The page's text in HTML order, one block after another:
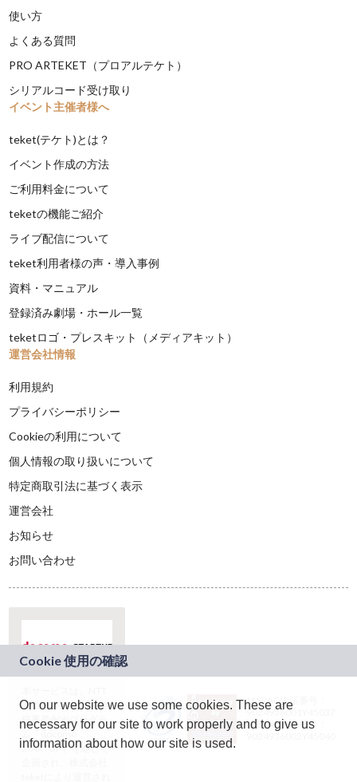
使い方
よくある質問
PRO ARTEKET（プロアルテケト）
シリアルコード受け取り
イベント主催者様へ
teket(テケト)とは？
イベント作成の方法
ご利用料金について
teketの機能ご紹介
ライブ配信について
teket利用者様の声・導入事例
資料・マニュアル
登録済み劇場・ホール一覧
teketロゴ・プレスキット（メディアキット）
運営会社情報
利用規約
プライバシーポリシー
Cookieの利用について
個人情報の取り扱いについて
特定商取引法に基づく表示
運営会社
お知らせ
お問い合わせ
ドコモグループの新
規事業創出プログラ
ム「docomo
STARTUP」を通じて
JASRAC許諾番号：
9024936001Y45037
JASRAC許諾番号：
On our website we use some cookies. These are
necessary for our site to work properly and to give us
information about how our site is used.